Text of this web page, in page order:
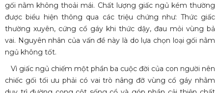
gối nằm không thoải mái. Chất lượng giấc ngủ kém thường
được biểu hiện thông qua các triệu chứng như: Thức giấc
thường xuyên, cứng cổ gáy khi thức dậy, đau mỏi vùng bả
vai. Nguyên nhân của vấn đề này là do lựa chọn loại gối nằm
ngủ không tốt.
Vì giấc ngủ chiếm một phần ba cuộc đời của con người nên
chiếc gối tối ưu phải có vai trò nâng đỡ vùng cổ gáy nhằm